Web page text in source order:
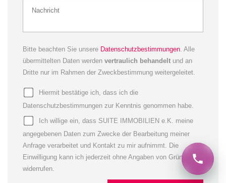
Bitte beachten Sie unsere Datenschutzbestimmungen. Alle
übermittelten Daten werden vertraulich behandelt und an
Dritte nur im Rahmen der Zweckbestimmung weitergeleitet.
Hiermit bestätige ich, dass ich die
Datenschutzbestimmungen zur Kenntnis genommen habe.
Ich willige ein, dass SUITE IMMOBILIEN e.K. meine
angegebenen Daten zum Zwecke der Bearbeitung meiner
Anfrage verarbeitet und Kontakt zu mir aufnimmt. Die
Einwilligung kann ich jederzeit ohne Angaben von Gründen
widerrufen.